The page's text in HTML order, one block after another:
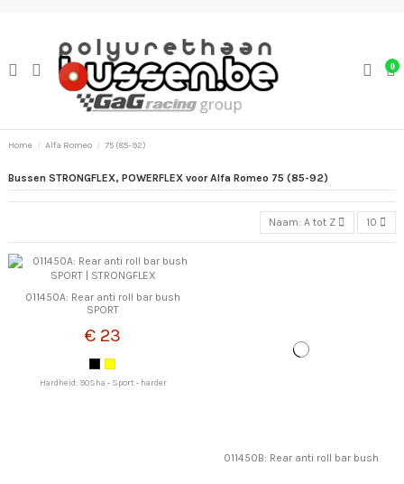
0
Home Alfa Romeo 75 (85-92)
Bussen STRONGFLEX, POWERFLEX voor Alfa Romeo 75 (85-92)
Naam: A tot Z 10
011450A: Rear anti roll bar bush
SPORT
€ 23
Hardheid: 90Sha - Sport - harder
011450B: Rear anti roll bar bush